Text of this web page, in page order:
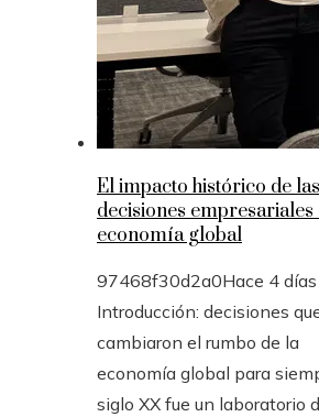
El impacto histórico de las
decisiones empresariales
economía global
97468f30d2a0Hace 4 días
Introducción: decisiones
cambiaron el rumbo de la
economía global para
siglo XX fue un laboratorio